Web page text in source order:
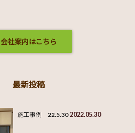
会社案内はこちら
最新投稿
施工事例 22.5.30 2022.05.30